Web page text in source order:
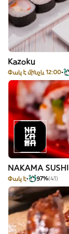
Kazoku
Փակ է մինչև 12:00
NAKAMA SUSHI
Փակ է 97%(41)